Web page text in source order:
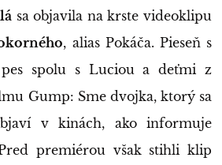
sa objavila na krste videoklipu
, alias Pokáča. Pieseň s
spolu s Luciou a deťmi z
Gump: Sme dvojka, ktorý sa
v kinách, ako informuje
premiérou však stihli klip